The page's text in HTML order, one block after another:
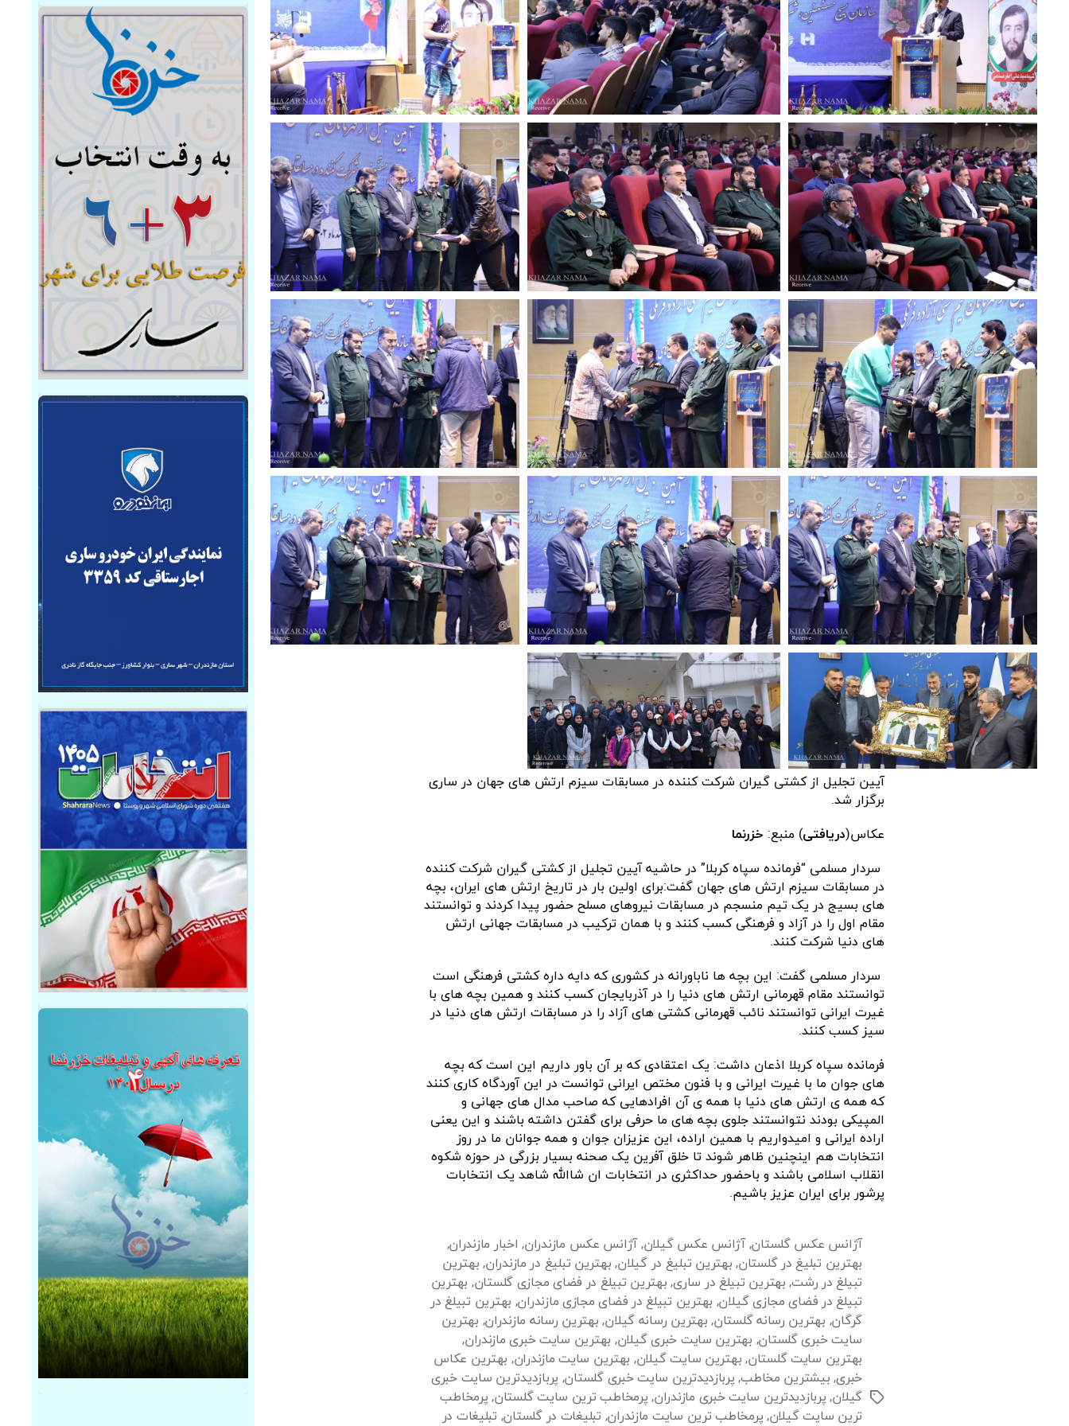
آیین تجلیل از کشتی گیران شرکت کننده در مسابقات سیزم ارتش های جهان در ساری
برگزار شد.
عکاس(دریافتی) منبع: خزرنما
سردار مسلمی “فرمانده سپاه کربلا” در حاشیه آیین تجلیل از کشتی گیران شرکت کننده
در مسابقات سیزم ارتش های جهان گفت:برای اولین بار در تاریخ ارتش های ایران، بچه
های بسیج در یک تیم منسجم در مسابقات نیروهای مسلح حضور پیدا کردند و توانستند
مقام اول را در آزاد و فرهنگی کسب کنند و با همان ترکیب در مسابقات جهانی ارتش
های دنیا شرکت کنند.
سردار مسلمی گفت: این بچه ها ناباورانه در کشوری که دایه داره کشتی فرهنگی است
توانستند مقام قهرمانی ارتش های دنیا را در آذربایجان کسب کنند و همین بچه های با
غیرت ایرانی توانستند نائب قهرمانی کشتی های آزاد را در مسابقات ارتش های دنیا در
سیز کسب کنند.
فرمانده سپاه کربلا اذعان داشت: یک اعتقادی که بر آن باور داریم این است که بچه
های جوان ما با غیرت ایرانی و با فنون مختص ایرانی توانست در این آوردگاه کاری کنند
که همه ی ارتش های دنیا با همه ی آن افرادهایی که صاحب مدال های جهانی و
المپیکی بودند نتوانستند جلوی بچه های ما حرفی برای گفتن داشته باشند و این یعنی
اراده ایرانی و امیدواریم با همین اراده، این عزیزان جوان و همه جوانان ما در روز
انتخابات هم اینچنین ظاهر شوند تا خلق آفرین یک صحنه بسیار بزرگی در حوزه شکوه
انقلاب اسلامی باشند و باحضور حداکثری در انتخابات ان شاالله شاهد یک انتخابات
پرشور برای ایران عزیز باشیم.
برچسب‌ها
آژانس عکس گلستان,آژانس عکس گیلان,آژانس عکس مازندران, اخبار مازندران,
بهترین تبلیغ در گلستان, بهترین تبلیغ در گیلان, بهترین تبلیغ در مازندران, بهترین
تبیلغ در رشت, بهترین تبیلغ در ساری, بهترین تبیلغ در فضای مجازی گلستان, بهترین
تبیلغ در فضای مجازی گیلان, بهترین تبیلغ در فضای مجازی مازندران, بهترین تبیلغ در
گرگان, بهترین رسانه گلستان, بهترین رسانه گیلان, بهترین رسانه مازندران, بهترین
سایت خبری گلستان, بهترین سایت خبری گیلان, بهترین سایت خبری مازندران,
بهترین سایت گلستان, بهترین سایت گیلان, بهترین سایت مازندران, بهترین عکاس
خبری, بیشترین مخاطب, پربازدیدترین سایت خبری گلستان, پربازدیدترین سایت خبری
گیلان, پربازدیدترین سایت خبری مازندران, پرمخاطب ترین سایت گلستان, پرمخاطب
ترین سایت گیلان, پرمخاطب ترین سایت مازندران, تبلیغات در گلستان, تبلیغات در